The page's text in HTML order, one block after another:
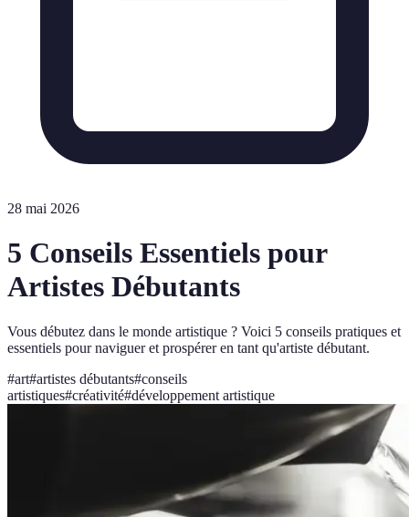
28 mai 2026
5 Conseils Essentiels pour
Artistes Débutants
Vous débutez dans le monde artistique ? Voici 5 conseils pratiques et
essentiels pour naviguer et prospérer en tant qu'artiste débutant.
#art#artistes débutants#conseils
artistiques#créativité#développement artistique